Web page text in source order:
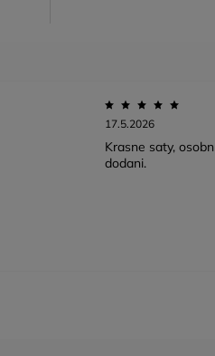
17.5.2026
Krasne saty,
dodani.